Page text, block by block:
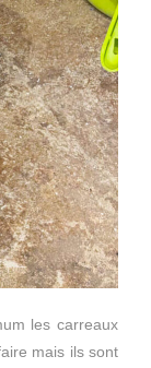
les carreaux
mais ils sont